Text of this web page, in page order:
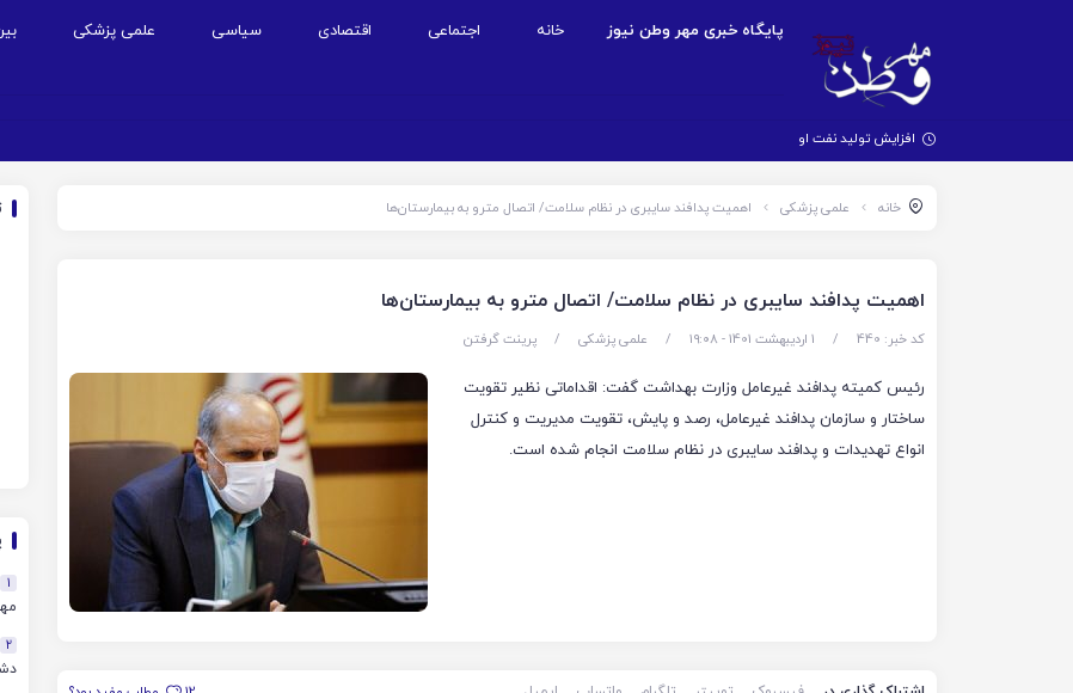
پایگاه خبری مهر وطن نیوز خانه اجتماعی اقتصادی سیاسی علمی پزشکی
افزایش تولید نفت اوپک با بازگش
خانه علمی پزشکی اهمیت پدافند سایبری در نظام سلامت/ اتصال مترو به بیمارستان‌ها
اهمیت پدافند سایبری در نظام سلامت/ اتصال مترو به بیمارستان‌ها
کد خبر: 440 / 1 اردیبهشت 1401 - ۱۹:۰۸ / علمی پزشکی / پرینت گرفتن
رئیس کمیته پدافند غیرعامل وزارت بهداشت گفت: اقداماتی نظیر تقویت
ساختار و سازمان پدافند غیرعامل، رصد و پایش، تقویت مدیریت و کنترل
انواع تهدیدات و پدافند سایبری در نظام سلامت انجام شده است.
1
2